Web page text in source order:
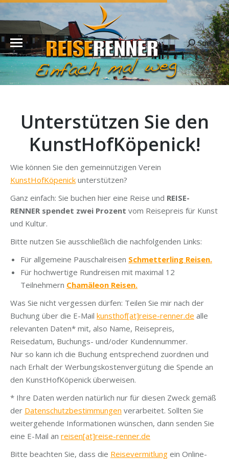
Search:
Suche
Unterstützen Sie den
KunstHofKöpenick!
Wie können Sie den gemeinnützigen Verein
KunstHofKöpenick unterstützen?
Ganz einfach: Sie buchen hier eine Reise und REISE-
RENNER spendet zwei Prozent vom Reisepreis für Kunst
und Kultur.
Bitte nutzen Sie ausschließlich die nachfolgenden Links:
Für allgemeine Pauschalreisen Schmetterling Reisen.
Für hochwertige Rundreisen mit maximal 12
Teilnehmern Chamäleon Reisen.
Was Sie nicht vergessen dürfen: Teilen Sie mir nach der
Buchung über die E-Mail kunsthof[at]reise-renner.de alle
relevanten Daten* mit, also Name, Reisepreis,
Reisedatum, Buchungs- und/oder Kundennummer.
Nur so kann ich die Buchung entsprechend zuordnen und
nach Erhalt der Werbungskostenvergütung die Spende an
den KunstHofKöpenick überweisen.
* Ihre Daten werden natürlich nur für diesen Zweck gemäß
der Datenschutzbestimmungen verarbeitet. Sollten Sie
weitergehende Informationen wünschen, dann senden Sie
eine E-Mail an reisen[at]reise-renner.de
Bitte beachten Sie, dass die Reisevermitlung ein Online-